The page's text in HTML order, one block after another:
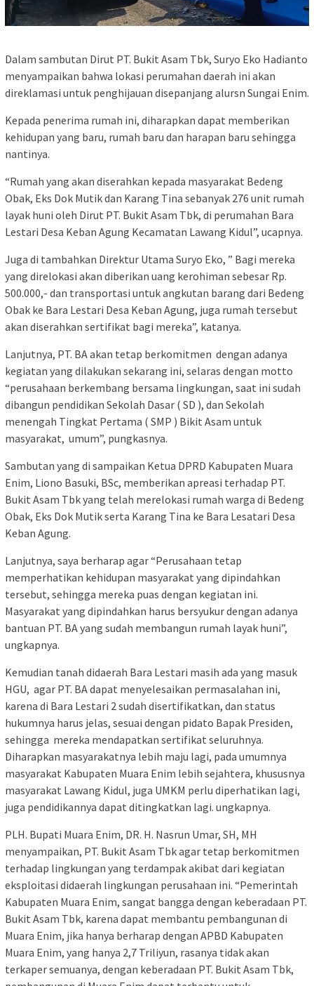
Dalam sambutan Dirut PT. Bukit Asam Tbk, Suryo Eko Hadianto
menyampaikan bahwa lokasi perumahan daerah ini akan
direklamasi untuk penghijauan disepanjang alursn Sungai Enim.
Kepada penerima rumah ini, diharapkan dapat memberikan
kehidupan yang baru, rumah baru dan harapan baru sehingga
nantinya.
“Rumah yang akan diserahkan kepada masyarakat Bedeng
Obak, Eks Dok Mutik dan Karang Tina sebanyak 276 unit rumah
layak huni oleh Dirut PT. Bukit Asam Tbk, di perumahan Bara
Lestari Desa Keban Agung Kecamatan Lawang Kidul”, ucapnya.
Juga di tambahkan Direktur Utama Suryo Eko, ” Bagi mereka
yang direlokasi akan diberikan uang kerohiman sebesar Rp.
500.000,- dan transportasi untuk angkutan barang dari Bedeng
Obak ke Bara Lestari Desa Keban Agung, juga rumah tersebut
akan diserahkan sertifikat bagi mereka”, katanya.
Lanjutnya, PT. BA akan tetap berkomitmen dengan adanya
kegiatan yang dilakukan sekarang ini, selaras dengan motto
“perusahaan berkembang bersama lingkungan, saat ini sudah
dibangun pendidikan Sekolah Dasar ( SD ), dan Sekolah
menengah Tingkat Pertama ( SMP ) Bikit Asam untuk
masyarakat, umum”, pungkasnya.
Sambutan yang di sampaikan Ketua DPRD Kabupaten Muara
Enim, Liono Basuki, BSc, memberikan apreasi terhadap PT.
Bukit Asam Tbk yang telah merelokasi rumah warga di Bedeng
Obak, Eks Dok Mutik serta Karang Tina ke Bara Lesatari Desa
Keban Agung.
Lanjutnya, saya berharap agar “Perusahaan tetap
memperhatikan kehidupan masyarakat yang dipindahkan
tersebut, sehingga mereka puas dengan kegiatan ini.
Masyarakat yang dipindahkan harus bersyukur dengan adanya
bantuan PT. BA yang sudah membangun rumah layak huni”,
ungkapnya.
Kemudian tanah didaerah Bara Lestari masih ada yang masuk
HGU, agar PT. BA dapat menyelesaikan permasalahan ini,
karena di Bara Lestari 2 sudah disertifikatkan, dan status
hukumnya harus jelas, sesuai dengan pidato Bapak Presiden,
sehingga mereka mendapatkan sertifikat seluruhnya.
Diharapkan masyarakatnya lebih maju lagi, pada umumnya
masyarakat Kabupaten Muara Enim lebih sejahtera, khususnya
masyarakat Lawang Kidul, juga UMKM perlu diperhatikan lagi,
juga pendidikannya dapat ditingkatkan lagi. ungkapnya.
PLH. Bupati Muara Enim, DR. H. Nasrun Umar, SH, MH
menyampaikan, PT. Bukit Asam Tbk agar tetap berkomitmen
terhadap lingkungan yang terdampak akibat dari kegiatan
eksploitasi didaerah lingkungan perusahaan ini. “Pemerintah
Kabupaten Muara Enim, sangat bangga dengan keberadaan PT.
Bukit Asam Tbk, karena dapat membantu pembangunan di
Muara Enim, jika hanya berharap dengan APBD Kabupaten
Muara Enim, yang hanya 2,7 Triliyun, rasanya tidak akan
terkaper semuanya, dengan keberadaan PT. Bukit Asam Tbk,